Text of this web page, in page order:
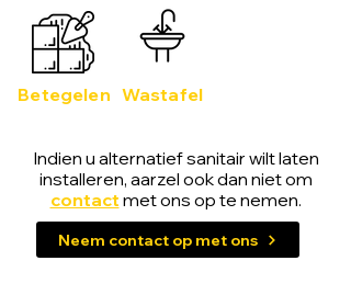
Betegelen Wastafel
Indien u alternatief sanitair wilt laten
installeren, aarzel ook dan niet om
contact met ons op te nemen.
Neem contact op met ons